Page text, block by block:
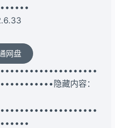
网盘
隐藏内容：